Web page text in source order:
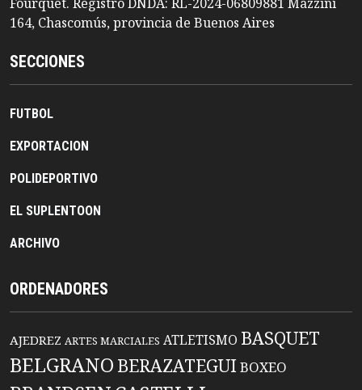
164, Chascomús, provincia de Buenos Aires
SECCIONES
FUTBOL
EXPORTACION
POLIDEPORTIVO
EL SUPLENTOON
ARCHIVO
ORDENADORES
AJEDREZ ARTES MARCIALES ATLETISMO BASQUET
BELGRANO BERAZATEGUIBOXEO